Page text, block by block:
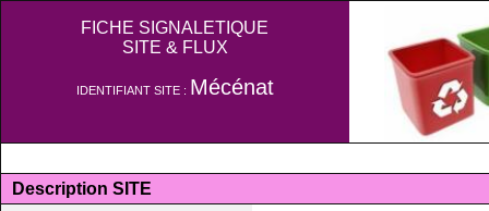
FICHE SIGNALETIQUE
SITE & FLUX
IDENTIFIANT SITE : Mécénat
Description SITE